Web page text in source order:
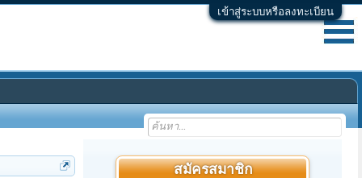
เข้าสู่ระบบหรือลงทะเบียน
สมัครสมาชิก